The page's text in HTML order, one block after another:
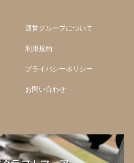
運営グループについて
利用規約
プライバシーポリシー
お問い合わせ